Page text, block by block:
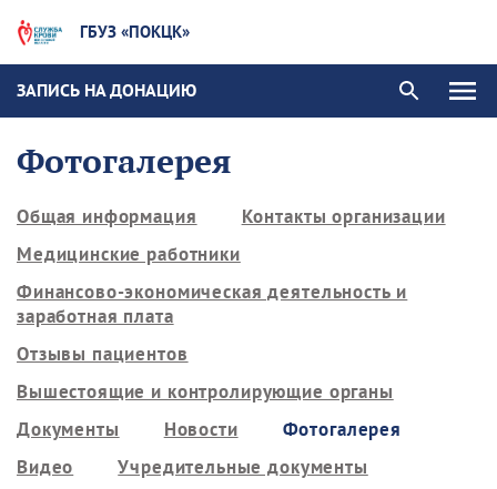
ГБУЗ «ПОКЦК»
ЗАПИСЬ НА ДОНАЦИЮ
Фотогалерея
Общая информация
Контакты организации
Медицинские работники
Финансово-экономическая деятельность и
заработная плата
Отзывы пациентов
Вышестоящие и контролирующие органы
Документы
Новости
Фотогалерея
Видео
Учредительные документы